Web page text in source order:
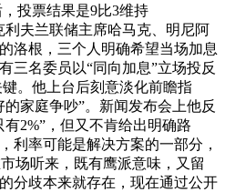
投票结果是9比3维持
利夫兰联储主席哈马克、明尼阿
洛根，三个人明确希望当场加息
三名委员以“同向加息”立场投反
。他上台后刻意淡化前瞻指
家庭争吵”。新闻发布会上他反
2%”，但又不肯给出明确路
利率可能是解决方案的一部分，
场听来，既有鹰派意味，又留
分歧本来就存在，现在通过公开